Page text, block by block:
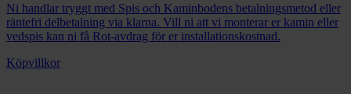
Ni handlar tryggt med Spis och Kaminbodens betalningsmetod eller
räntefri delbetalning via klarna. Vill ni att vi monterar er kamin eller
vedspis kan ni få Rot-avdrag för er installationskostnad.
Köpvillkor